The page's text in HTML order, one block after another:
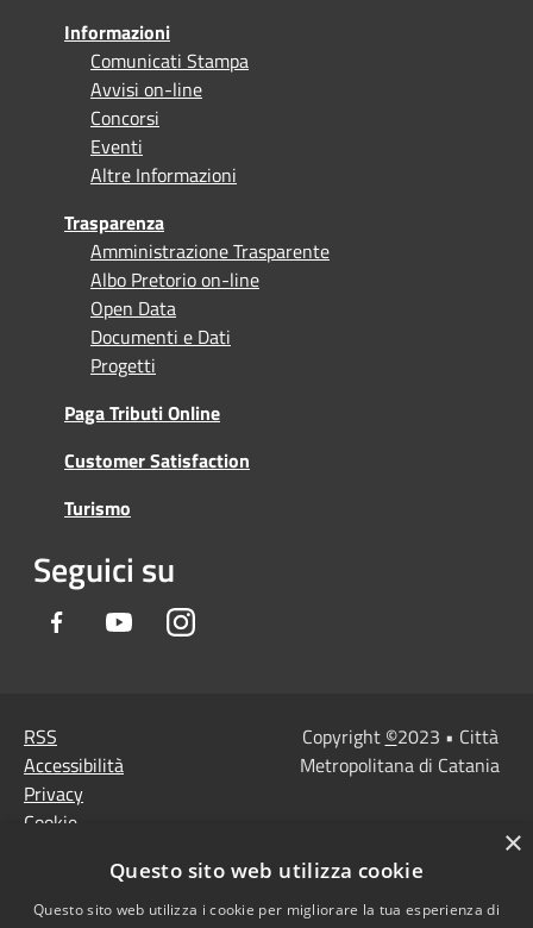
Informazioni
Comunicati Stampa
Avvisi on-line
Concorsi
Eventi
Altre Informazioni
Trasparenza
Amministrazione Trasparente
Albo Pretorio on-line
Open Data
Documenti e Dati
Progetti
Paga Tributi Online
Customer Satisfaction
Turismo
Seguici su
Facebook YoutubeInstagram
RSS
Accessibilità
Privacy
Cookie
Note Legali
Agenzia per l'Italia
Copyright ©2023 • Città
Metropolitana di Catania
×
Questo sito web utilizza cookie
Questo sito web utilizza i cookie per migliorare la tua esperienza di